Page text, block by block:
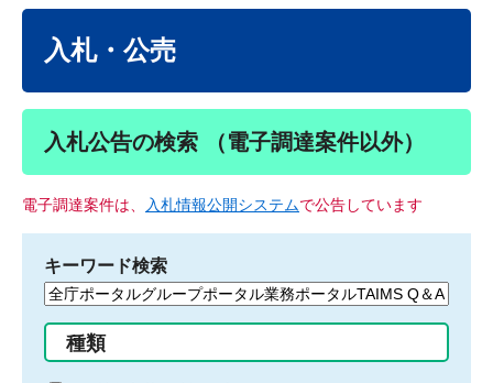
入札・公売
入札公告の検索 （電子調達案件以外）
電子調達案件は、 入札情報公開システムで公告しています
キーワード検索
検
る
種類